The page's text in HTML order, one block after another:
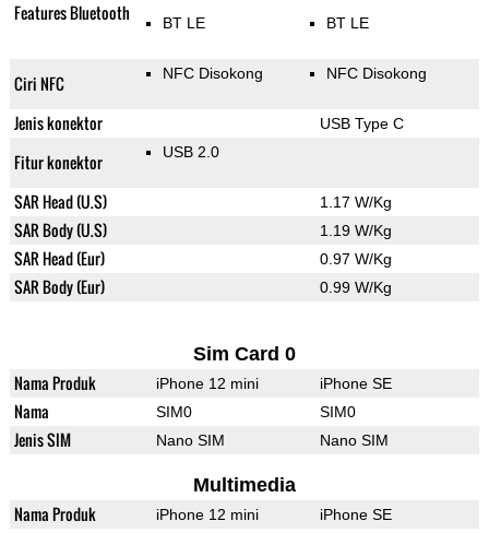
Features Bluetooth BT LE BT LE
Ciri NFC NFC Disokong NFC Disokong
Jenis konektor USB Type C
Fitur konektor USB 2.0
SAR Head (U.S) 1.17 W/Kg
SAR Body (U.S) 1.19 W/Kg
SAR Head (Eur) 0.97 W/Kg
SAR Body (Eur) 0.99 W/Kg
Sim Card 0
Nama Produk iPhone 12 mini iPhone SE
Nama SIM0 SIM0
Jenis SIM Nano SIM Nano SIM
Multimedia
Nama Produk iPhone 12 mini iPhone SE